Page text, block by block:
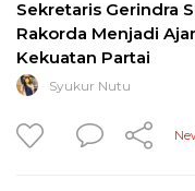
Sekretaris Gerindra
Rakorda Menjadi
Kekuatan Partai
Syukur Nutu